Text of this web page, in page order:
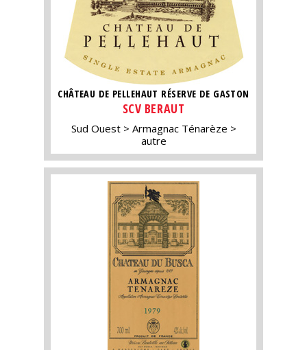
CHÂTEAU DE PELLEHAUT RÉSERVE DE GASTON
SCV BERAUT
Sud Ouest
Armagnac Ténarèze
autre